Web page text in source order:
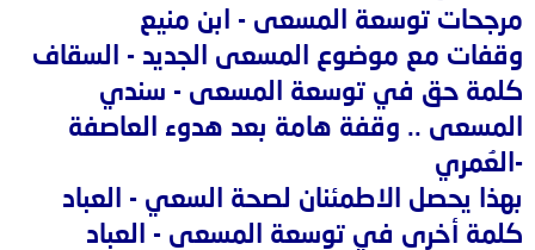
مرجحات توسعة المسعى - ابن منيع
وقفات مع موضوع المسعى الجديد - السقاف
كلمة حق في توسعة المسعى - سندي
المسعى .. وقفة هامة بعد هدوء العاصفة
-العُمري
بهذا يحصل الاطمئنان لصحة السعي - العباد
كلمة أخرى في توسعة المسعى - العباد